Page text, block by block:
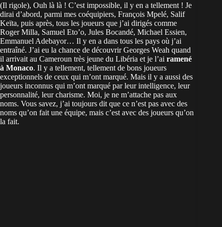
(Il rigole), Ouh là là ! C’est impossible, il y en a tellement ! Je
dirai d’abord, parmi mes coéquipiers, François Mpelé, Salif
Keïta, puis après, tous les joueurs que j’ai dirigés comme
Roger Milla, Samuel Eto’o, Jules Bocandé, Michael Essien,
Emmanuel Adebayor… Il y en a dans tous les pays où j’ai
entraîné. J’ai eu la chance de découvrir Georges Weah quand
il arrivait au Cameroun très jeune du Libéria et je l’ai ramené
à Monaco. Il y a tellement, tellement de bons joueurs
exceptionnels de ceux qui m’ont marqué. Mais il y a aussi des
joueurs inconnus qui m’ont marqué par leur intelligence, leur
personnalité, leur charisme. Moi, je ne m’attache pas aux
noms. Vous savez, j’ai toujours dit que ce n’est pas avec des
noms qu’on fait une équipe, mais c’est avec des joueurs qu’on
la fait.